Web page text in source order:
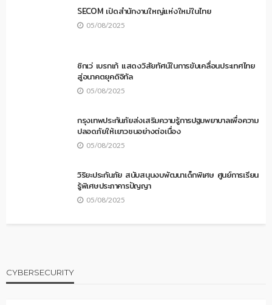
SECOM เปิดสำนักงานใหญ่แห่งใหม่ในไทย
05/08/2025
ซิกเว่ เบรกเก้ แสดงวิสัยทัศน์ในการขับเคลื่อนประเทศไทย
สู่อนาคตยุคดิจิทัล
05/08/2025
กรุงเทพประกันภัยส่งเสริมความรู้การปฐมพยาบาลเพื่อความ
ปลอดภัยให้เยาวชนอย่างต่อเนื่อง
05/08/2025
วิริยะประกันภัย สนับสนุนงบพัฒนาเด็กพิเศษ ศูนย์การเรียน
รู้พิเศษประภาคารปัญญา
05/08/2025
CYBERSECURITY